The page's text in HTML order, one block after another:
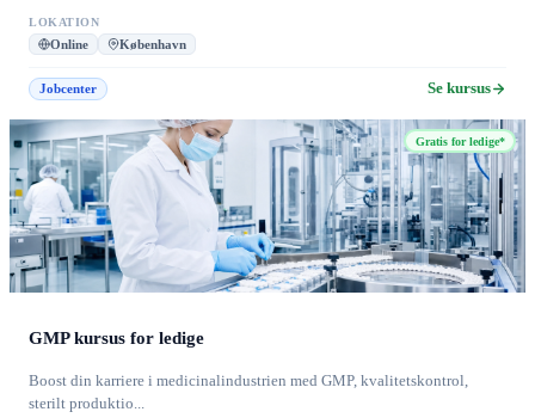
LOKATION
Online København
Jobcenter Se kursus
Gratis for ledige*
GMP kursus for ledige
Boost din karriere i medicinalindustrien med GMP, kvalitetskontrol,
sterilt produktio...